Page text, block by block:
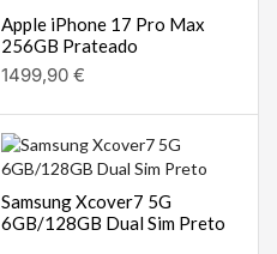
Apple iPhone 17 Pro Max
256GB Prateado
1499,90€
Samsung Xcover7 5G
6GB/128GB Dual Sim Preto